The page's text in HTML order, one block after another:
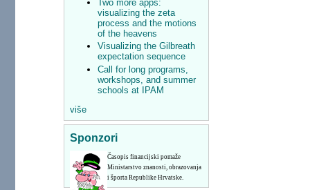
Two more apps:
visualizing the zeta
process and the motions
of the heavens
Visualizing the Gilbreath
expectation sequence
Call for long programs,
workshops, and summer
schools at IPAM
više
Sponzori
Časopis financijski pomaže
Ministarstvo znanosti, obrazovanja
i športa Republike Hrvatske.